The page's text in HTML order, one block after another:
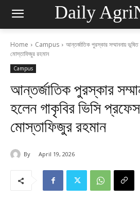
Daily
Home Campus
আন্তর্জাতিক পুরস্কার সম্মাননায়
মোস্তাফিজুর রহমান
Campus
আন্তর্জাতিক পুরস্কার
হলেন গাকৃবির ভিসি
মোস্তাফিজুর রহমান
By April 19, 2026